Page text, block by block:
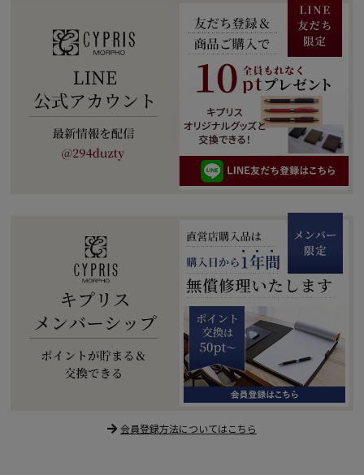
会員登録方法についてはこちら